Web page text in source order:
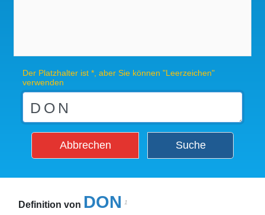
Der Platzhalter ist *, aber Sie können "Leerzeichen"
verwenden
Abbrechen Suche
Definition von DON 1